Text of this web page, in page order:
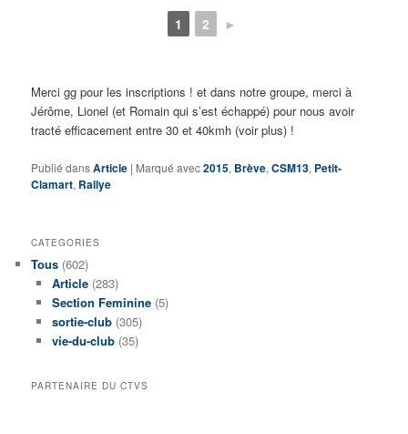
1 2 ►
Merci gg pour les inscriptions ! et dans notre groupe, merci à
Jérôme, Lionel (et Romain qui s’est échappé) pour nous avoir
tracté efficacement entre 30 et 40kmh (voir plus) !
Publié dansArticle | Marqué avec2015, Brève,CSM13, Petit-
Clamart, Rallye
CATEGORIES
Tous (602)
Article(283)
Section Feminine(5)
sortie-club(305)
vie-du-club(35)
PARTENAIRE DU CTVS